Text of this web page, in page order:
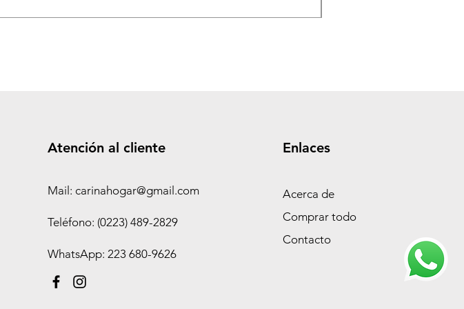
Atención al cliente
Mail: carinahogar@gmail.com
Teléfono: (0223) 489-2829
WhatsApp: 223 680-9626
Enlaces
Acerca de
Comprar todo
Contacto